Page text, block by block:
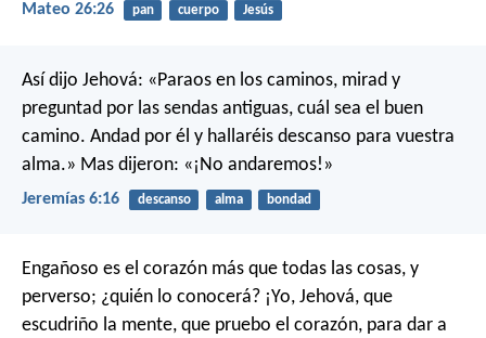
Mateo 26:26 pan cuerpo Jesús
Así dijo Jehová: «Paraos en los caminos, mirad y
preguntad por las sendas antiguas, cuál sea el buen
camino. Andad por él y hallaréis descanso para vuestra
alma.» Mas dijeron: «¡No andaremos!»
Jeremías 6:16 descanso alma bondad
Engañoso es el corazón más que todas las cosas, y
perverso; ¿quién lo conocerá? ¡Yo, Jehová, que
escudriño la mente, que pruebo el corazón, para dar a